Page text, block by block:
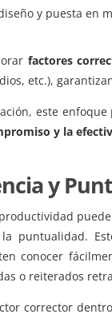
y puesta en
factores
etc.),
este
y la
y
puntualidad.
conocer
o reiterados
corrector